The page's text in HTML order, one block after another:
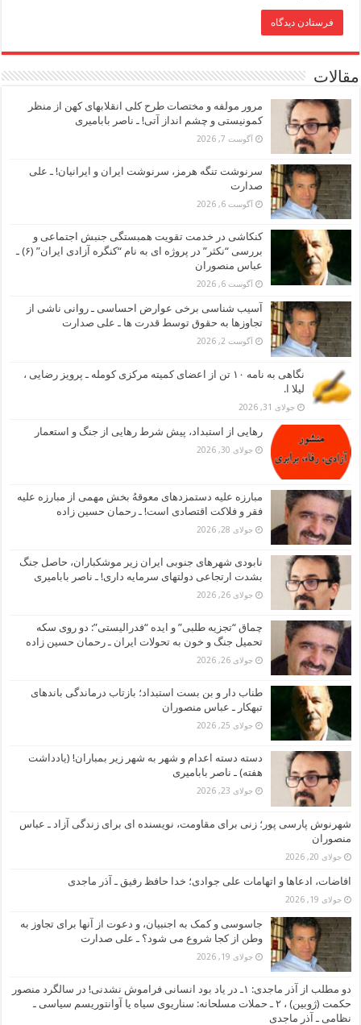
مقالات
مرور مولفه و مختصات طرح کلی انقلابهای کهن از منظر
کمونیستی و چشم انداز آتی! ـ ناصر بابامیری
آگوست 7, 2026
سرنوشت تنگه هرمز، سرنوشت ایران و ایرانیان! ـ علی
صدارت
آگوست 6, 2026
کنکاشی در خدمت تقویت همبستگی جنبش اجتماعی و
بررسی “نکثر” در پروژه ای به نام “کنگره آزادی ایران” (۶) ـ
عباس منصوران
آگوست 6, 2026
آسیب شناسی برخی عوارض احساسی ـ روانی ناشی از
تجاوزها به حقوق توسط قدرت ها ـ علی صدارت
آگوست 2, 2026
نگاهی به نامه ۱۰ تن از اعضای کمیته مرکزی کومله ـ پرویز رضایی ،
لیلا ا.
جولای 31, 2026
رهایی از استبداد، پیش شرط رهایی از جنگ و استعمار
جولای 30, 2026
مبارزه علیه دستمزدهای معوقهُ بخش مهمی از مبارزه علیه
فقر و فلاکت اقتصادی است! ـ رحمان حسین زاده
جولای 28, 2026
نابودی شهرهای جنوبی ایران زیر موشکباران، حاصل جنگ
بشدت ارتجاعی دولتهای سرمایه داری! ـ ناصر بابامیری
جولای 26, 2026
چماق “تجزیه طلبی” و ایده “فدرالیستی”: دو روی سکه
تحمیل جنگ و خون به تحولات ایران ـ رحمان حسین زاده
جولای 26, 2026
طناب دار و بن بست استبداد؛ بازتاب درماندگی باندهای
تبهکار ـ عباس منصوران
جولای 25, 2026
دسته دسته اعدام و شهر به شهر زیر بمباران! (یادداشت
هفته) ـ ناصر بابامیری
جولای 23, 2026
شهرنوش پارسی پور؛ زنی برای مقاومت، نویسنده ای برای زندگی آزاد ـ عباس
منصوران
جولای 20, 2026
افاضات، ادعاها و اتهامات علی جوادی؛ خدا حافظ رفیق ـ آذر ماجدی
جولای 19, 2026
جاسوسی و کمک به اجنبیان، و دعوت از آنها برای تجاوز به
وطن از کجا شروع می شود؟ ـ علی صدارت
جولای 19, 2026
دو مطلب از آذر ماجدی: ۱ـ در یاد بود انسانی فراموش نشدنی! در سالگرد منصور
حکمت (ژوبین) ، ۲ ـ حملات مسلحانه: سناریوی سیاه یا آوانتوریسم سیاسی ـ
نظامی ـ آذر ماجدی